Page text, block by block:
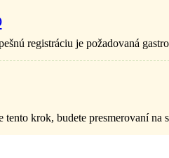
registráciu je požadovaná
krok, budete presmerovaní na